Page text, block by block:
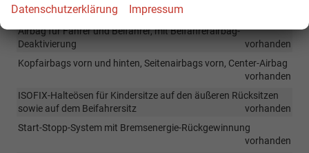
Notrufsystem eCall
Airbag für Fahrer und Beifahrer, mit Beifahrerairbag-
Deaktivierung
vorhanden
Kopfairbags vorn und hinten, Seitenairbags vorn, Center-Airbag
vorhanden
ISOFIX-Halteösen für Kindersitze auf den äußeren Rücksitzen
sowie auf dem Beifahrersitz
vorhanden
Start-Stopp-System mit Bremsenergie-Rückgewinnung
vorhanden
Datenschutzerklärung Impressum